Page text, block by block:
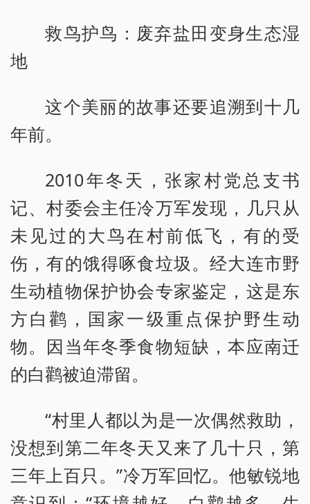
救鸟护鸟：废弃盐田变身生态湿
地
这个美丽的故事还要追溯到十几
年前。
2010年冬天，张家村党总支书
记、村委会主任冷万军发现，几只从
未见过的大鸟在村前低飞，有的受
伤，有的饿得啄食垃圾。经大连市野
生动植物保护协会专家鉴定，这是东
方白鹳，国家一级重点保护野生动
物。因当年冬季食物短缺，本应南迁
的白鹳被迫滞留。
“村里人都以为是一次偶然救助，
没想到第二年冬天又来了几十只，第
三年上百只。”冷万军回忆。他敏锐地